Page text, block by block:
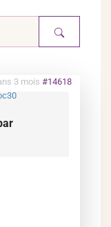
3 mois #14618